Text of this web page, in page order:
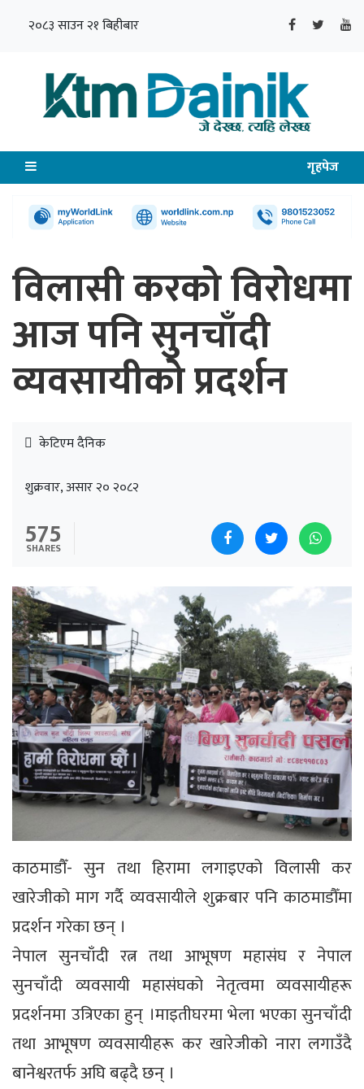
२०८३ साउन २१ बिहीबार
गृहपेज
विलासी करको विरोधमा
आज पनि सुनचाँदी
व्यवसायीको प्रदर्शन
केटिएम दैनिक
शुक्रवार, असार २० २०८२
575
SHARES
काठमाडौँ- सुन तथा हिरामा लगाइएको विलासी कर
खारेजीको माग गर्दै व्यवसायीले शुक्रबार पनि काठमाडौँमा
प्रदर्शन गरेका छन् ।
नेपाल सुनचाँदी रत्न तथा आभूषण महासंघ र नेपाल
सुनचाँदी व्यवसायी महासंघको नेतृत्वमा व्यवसायीहरू
प्रदर्शनमा उत्रिएका हुन् ।माइतीघरमा भेला भएका सुनचाँदी
तथा आभूषण व्यवसायीहरू कर खारेजीको नारा लगाउँदै
बानेश्वरतर्फ अघि बढ्दै छन् ।